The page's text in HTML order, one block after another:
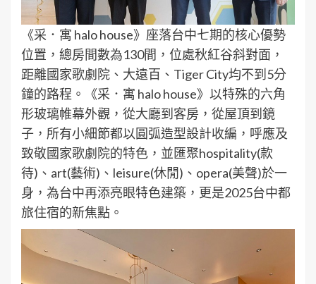
《采．寓 halo house》座落台中七期的核心優勢
位置，總房間數為130間，位處秋紅谷斜對面，
距離國家歌劇院、大遠百、Tiger City均不到5分
鐘的路程。《采．寓 halo house》以特殊的六角
形玻璃帷幕外觀，從大廳到客房，從屋頂到鏡
子，所有小細節都以圓弧造型設計收編，呼應及
致敬國家歌劇院的特色，並匯聚hospitality(款
待)、art(藝術)、leisure(休閒)、opera(美聲)於一
身，為台中再添亮眼特色建築，更是2025台中都
旅住宿的新焦點。